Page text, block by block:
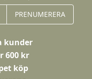
PRENUMERERA
kunder
600 kr
köp